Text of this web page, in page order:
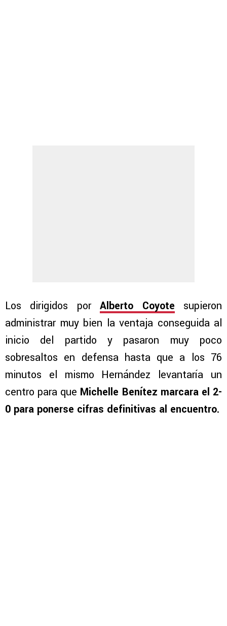
Los dirigidos porAlberto Coyote supieron
administrar muy bien la ventaja conseguida al
inicio del partido y pasaron muy poco
sobresaltos en defensa hasta que a los 76
minutos el mismo Hernández levantaría un
centro para que Michelle Benítez marcara el 2-
0 para ponerse cifras definitivas al encuentro.